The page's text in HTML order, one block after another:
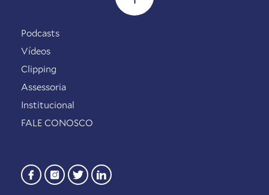
Podcasts
Vídeos
Clipping
Assessoria
Institucional
FALE CONOSCO